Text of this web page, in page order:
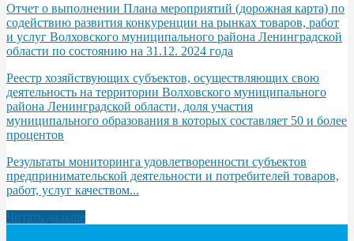
Отчет о выполнении Плана мероприятий (дорожная карта) по
содействию развития конкуренции на рынках товаров, работ
и услуг Волховского муниципального района Ленинградской
области по состоянию на 31.12. 2024 года
Реестр хозяйствующих субъектов, осуществляющих свою
деятельность на территории Волховского муниципального
района Ленинградской области, доля участия
муниципального образования в которых составляет 50 и более
процентов
Результаты мониторинга удовлетворенности субъектов
предпринимательской деятельности и потребителей товаров,
работ, услуг качеством...
Читать дальше